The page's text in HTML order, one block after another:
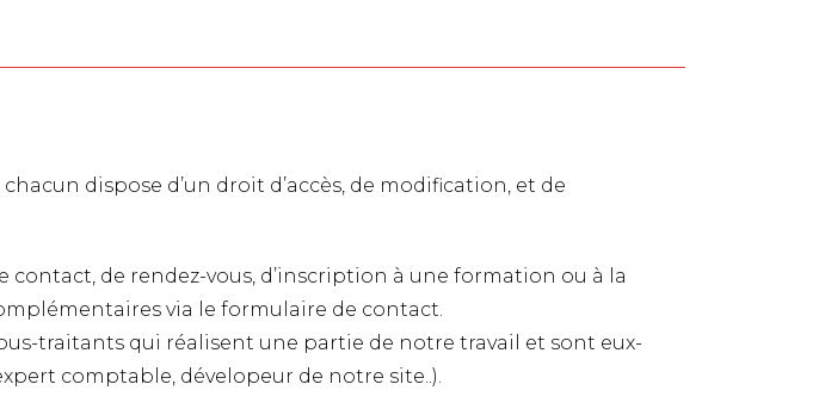
dispose d’un droit d’accès, de modification, et de
de rendez-vous, d’inscription à une formation ou à la
via le formulaire de contact.
traitants qui réalisent une partie de notre travail et sont eux-
comptable, dévelopeur de notre site..).